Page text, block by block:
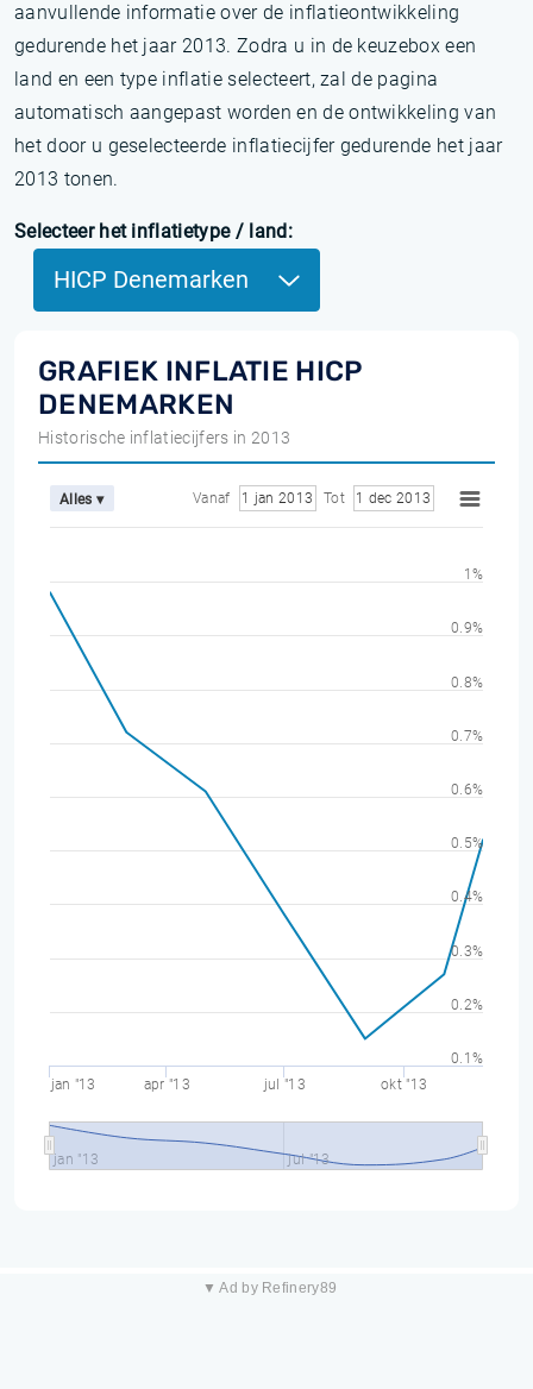
aanvullende informatie over de inflatieontwikkeling
gedurende het jaar 2013. Zodra u in de keuzebox een
land en een type inflatie selecteert, zal de pagina
automatisch aangepast worden en de ontwikkeling van
het door u geselecteerde inflatiecijfer gedurende het jaar
2013 tonen.
Selecteer het inflatietype / land:
HICP Denemarken
GRAFIEK INFLATIE HICP
DENEMARKEN
Historische inflatiecijfers in 2013
Alles ▾ Vanaf 1 jan 2013 Tot 1 dec 2013
jan "13 apr "13 jul "13 okt "13
jan "13 jul "13
0.1%
0.2%
0.3%
0.4%
0.5%
0.6%
0.7%
0.8%
0.9%
1%
▼ Ad by Refinery89